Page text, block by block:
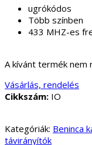
ugrókódos
Több színben
433 MHZ-es
A kívánt termék
Vásárlás, rendelés
Cikkszám: IO
Kategóriák: Beninca
távirányítók